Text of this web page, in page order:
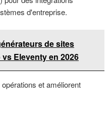
d'entreprise.
de sites
Eleventy en 2026
et améliorent